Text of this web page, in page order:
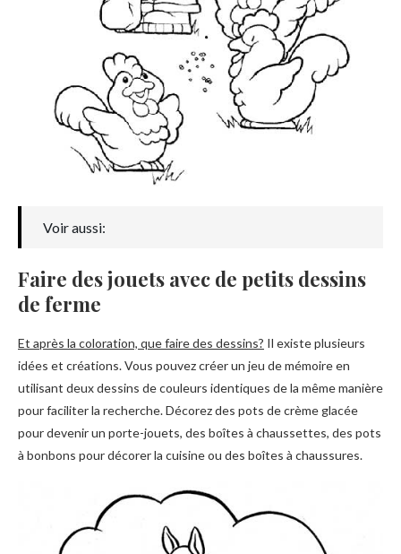
Voir aussi:
Faire des jouets avec de petits dessins
de ferme
Et après la coloration, que faire des dessins? Il existe plusieurs
idées et créations. Vous pouvez créer un jeu de mémoire en
utilisant deux dessins de couleurs identiques de la même manière
pour faciliter la recherche. Décorez des pots de crème glacée
pour devenir un porte-jouets, des boîtes à chaussettes, des pots
à bonbons pour décorer la cuisine ou des boîtes à chaussures.